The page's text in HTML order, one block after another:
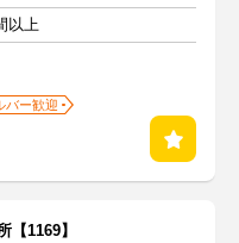
以上
バー歓迎
1169】